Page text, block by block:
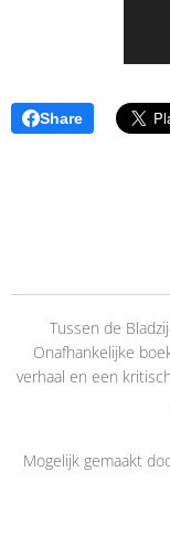
Share
Tussen de
Onafhankelijke
verhaal en een
Mogelijk gemaakt